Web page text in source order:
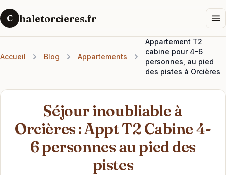
C haletorcieres.fr
Accueil Blog Appartements
Appartement T2
cabine pour 4-6
personnes, au pied
des pistes à Orcières
Séjour inoubliable à
Orcières : Appt T2 Cabine 4-
6 personnes au pied des
pistes